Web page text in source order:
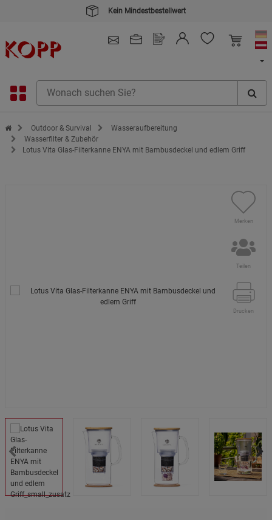
Kein Mindestbestellwert
Zur Startseite des Kopp Verlag Online-Shop
Outdoor & Survival
Wasseraufbereitung
Wasserfilter & Zubehör
Lotus Vita Glas-Filterkanne ENYA mit Bambusdeckel und edlem Griff
Merken
Teilen
Drucken